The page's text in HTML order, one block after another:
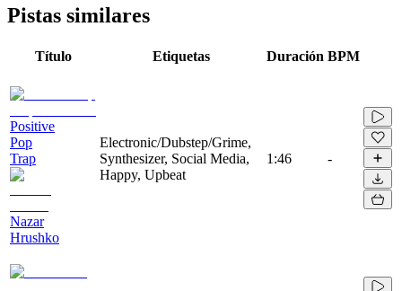
Pistas similares
Título Etiquetas Duración BPM
Positive
Pop
Trap
Nazar
Hrushko
Electronic/Dubstep/Grime,
Synthesizer, Social Media,
Happy, Upbeat
1:46 -